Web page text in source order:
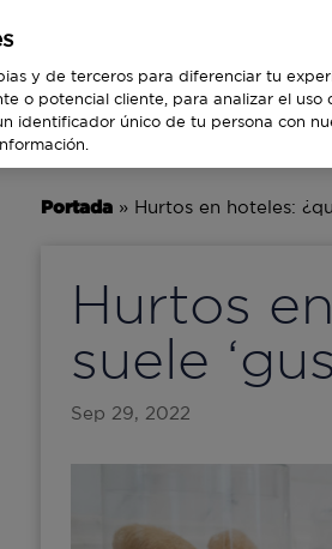
TECNOLOGÍA
Portada » Hurtos en hoteles:
Hurtos
suele
Sep 29, 2022
y de terceros para diferenciar tu
o potencial cliente, para analizar el uso
identificador único de tu persona con